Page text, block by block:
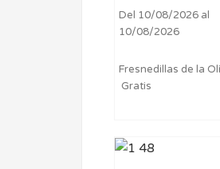
Del 10/08/2026 al
10/08/2026
Fresnedillas de la
Gratis